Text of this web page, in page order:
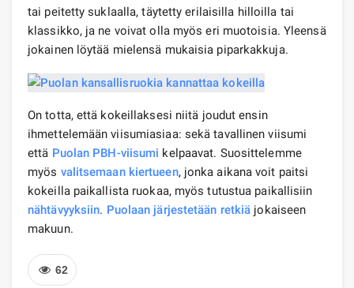
tai peitetty suklaalla, täytetty erilaisilla hilloilla tai
klassikko, ja ne voivat olla myös eri muotoisia. Yleensä
jokainen löytää mielensä mukaisia ​​piparkakkuja.
On totta, että kokeillaksesi niitä joudut ensin
ihmettelemään viisumiasiaa: sekä tavallinen viisumi
että Puolan PBH-viisumi kelpaavat. Suosittelemme
myös valitsemaan kiertueen, jonka aikana voit paitsi
kokeilla paikallista ruokaa, myös tutustua paikallisiin
nähtävyyksiin. Puolaan järjestetään retkiä jokaiseen
makuun.
62